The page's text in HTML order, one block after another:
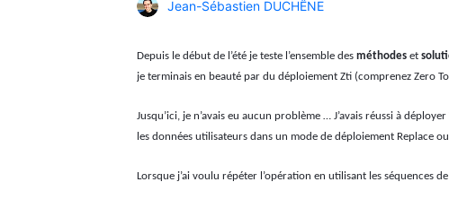
Jean-Sébastien DUCHÊNE
Depuis le début de l’été je teste l’ensemble des méthodes et
je terminais en beauté par du déploiement Zti (comprenez Zero
Jusqu’ici, je n’avais eu aucun problème … J’avais réussi à
les données utilisateurs dans un mode de déploiement Replace
Lorsque j’ai voulu répéter l’opération en utilisant les séquences